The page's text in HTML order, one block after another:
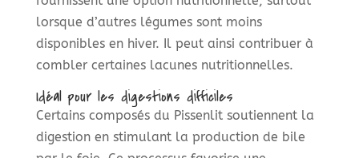
lorsque d’autres légumes sont moins
disponibles en hiver. Il peut ainsi contribuer à
combler certaines lacunes nutritionnelles.
Idéal pour les digestions difficiles
Certains composés du Pissenlit soutiennent la
digestion en stimulant la production de bile